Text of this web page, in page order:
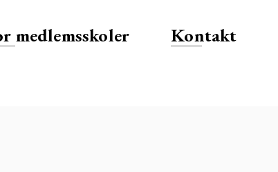
medlemsskoler Kontakt